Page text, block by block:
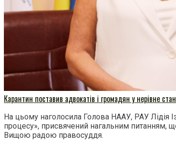
Карантин поставив адвокатів і громадян у нерівне
На цьому наголосила Голова НААУ, РАУ Лідія
процесу», присвячений нагальним питанням,
Вищою радою правосуддя.